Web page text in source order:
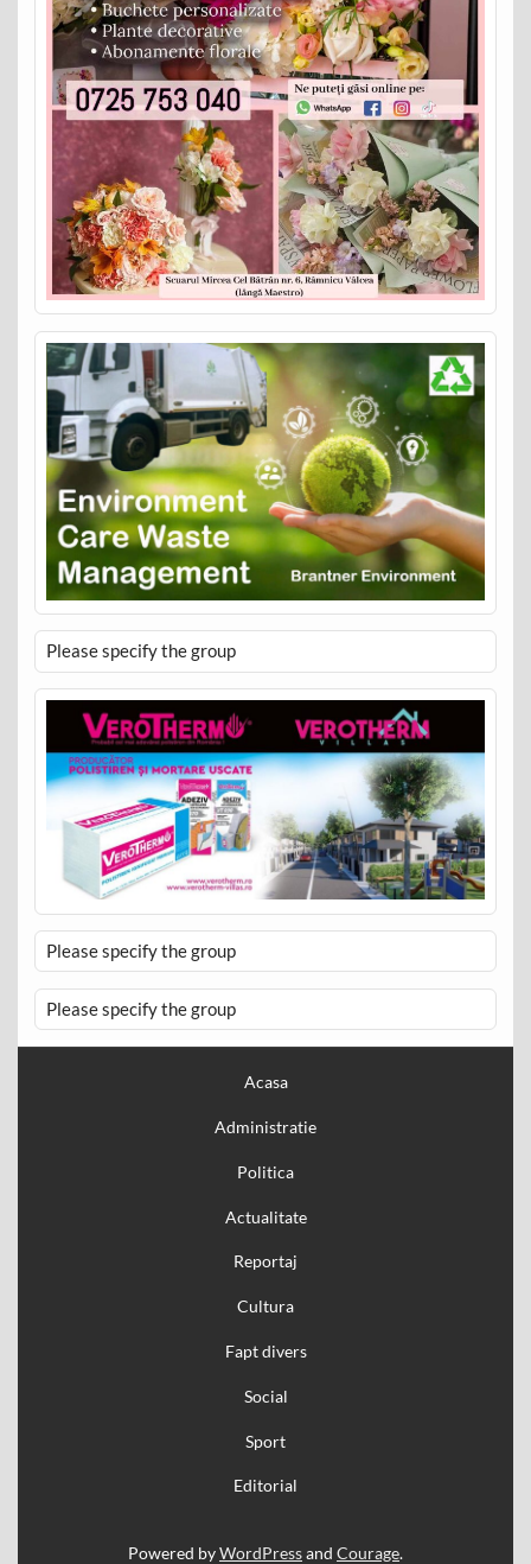
Please specify the group
Please specify the group
Please specify the group
Acasa
Administratie
Politica
Actualitate
Reportaj
Cultura
Fapt divers
Social
Sport
Editorial
Powered byWordPressand Courage.